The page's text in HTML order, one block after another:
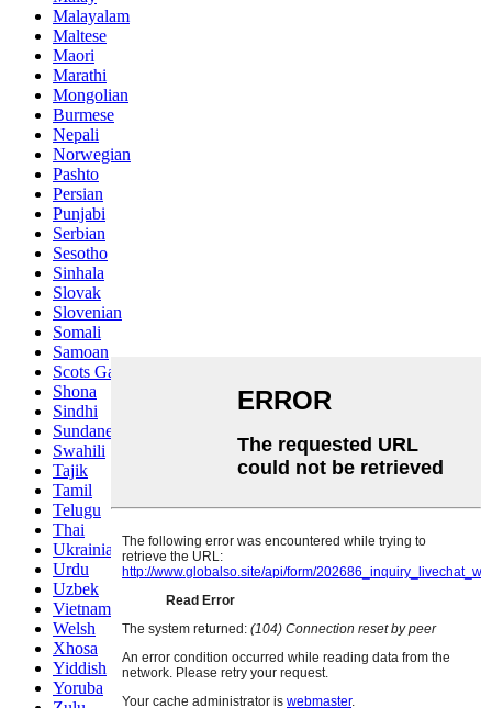
Malayalam
Maltese
Maori
Marathi
Mongolian
Burmese
Nepali
Norwegian
Pashto
Persian
Punjabi
Serbian
Sesotho
Sinhala
Slovak
Slovenian
Somali
Samoan
Scots Gaelic
Shona
Sindhi
Sundanese
Swahili
Tajik
Tamil
Telugu
Thai
Ukrainian
Urdu
Uzbek
Vietnamese
Welsh
Xhosa
Yiddish
Yoruba